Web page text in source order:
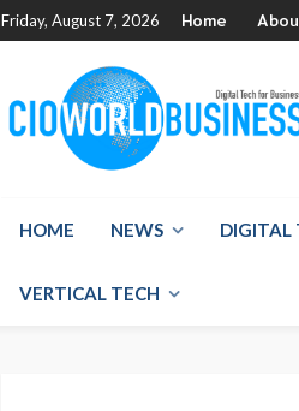
Friday, August 7, 2026 Home
HOME NEWS DIGITAL
VERTICAL TECH